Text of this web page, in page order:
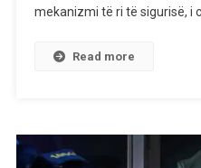
mekanizmi të ri të sigurisë, i
Read more